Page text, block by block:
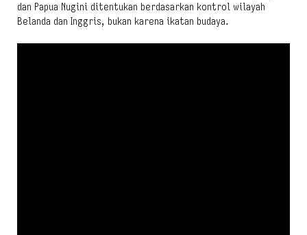
dan Papua Nugini ditentukan berdasarkan kontrol wilayah
Belanda dan Inggris, bukan karena ikatan budaya.